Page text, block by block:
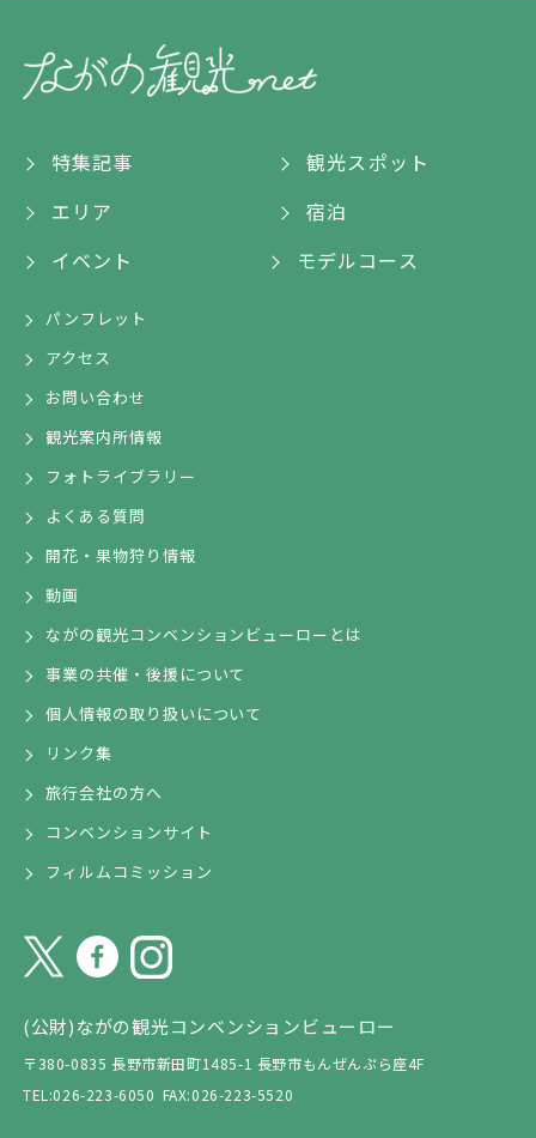
(公財)ながの観光コンベンションビューロー
〒380-0835 長野市新田町1485-1 長野市もんぜんぷら座4F
TEL:026-223-6050 FAX:026-223-5520
特集記事
観光スポット
エリア
宿泊
イベント
モデルコース
パンフレット
アクセス
お問い合わせ
観光案内所情報
フォトライブラリー
よくある質問
開花・果物狩り情報
動画
ながの観光コンベンションビューローとは
事業の共催・後援について
個人情報の取り扱いについて
リンク集
旅行会社の方へ
コンベンションサイト
フィルムコミッション